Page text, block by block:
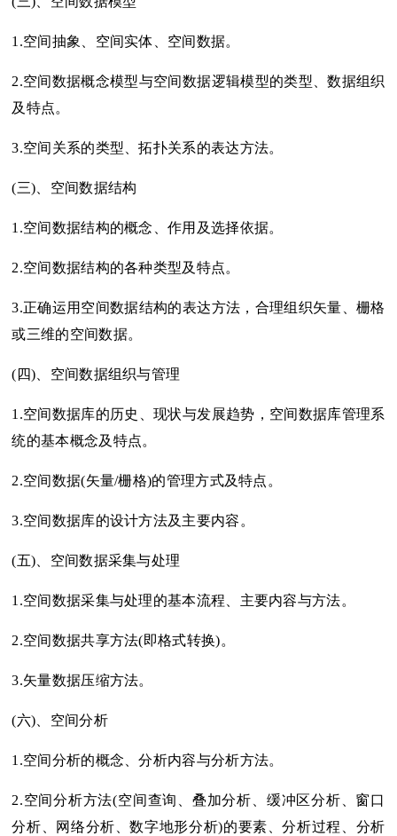
1.空间抽象、空间实体、空间数据。
2.空间数据概念模型与空间数据逻辑模型的类型、数据组织
及特点。
3.空间关系的类型、拓扑关系的表达方法。
(三)、空间数据结构
1.空间数据结构的概念、作用及选择依据。
2.空间数据结构的各种类型及特点。
3.正确运用空间数据结构的表达方法，合理组织矢量、栅格
或三维的空间数据。
(四)、空间数据组织与管理
1.空间数据库的历史、现状与发展趋势，空间数据库管理系
统的基本概念及特点。
2.空间数据(矢量/栅格)的管理方式及特点。
3.空间数据库的设计方法及主要内容。
(五)、空间数据采集与处理
1.空间数据采集与处理的基本流程、主要内容与方法。
2.空间数据共享方法(即格式转换)。
3.矢量数据压缩方法。
(六)、空间分析
1.空间分析的概念、分析内容与分析方法。
2.空间分析方法(空间查询、叠加分析、缓冲区分析、窗口
分析、网络分析、数字地形分析)的要素、分析过程、分析